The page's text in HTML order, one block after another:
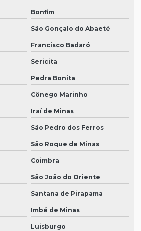
Bonfim
São Gonçalo do Abaeté
Francisco Badaró
Sericita
Pedra Bonita
Cônego Marinho
Iraí de Minas
São Pedro dos Ferros
São Roque de Minas
Coimbra
São João do Oriente
Santana de Pirapama
Imbé de Minas
Luisburgo